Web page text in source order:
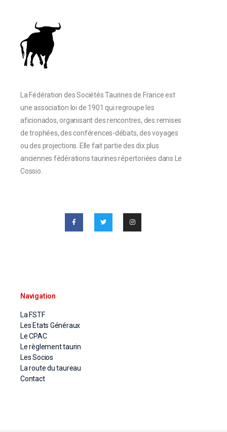
La Fédération des Sociétés Taurines de France est
une association loi de 1901 qui regroupe les
aficionados, organisant des rencontres, des remises
de trophées, des conférences-débats, des voyages
ou des projections. Elle fait partie des dix plus
anciennes fédérations taurines répertoriées dans Le
Cossio.
Navigation
La FSTF
Les Etats Généraux
Le CPAC
Le règlement taurin
Les Socios
La route du taureau
Contact